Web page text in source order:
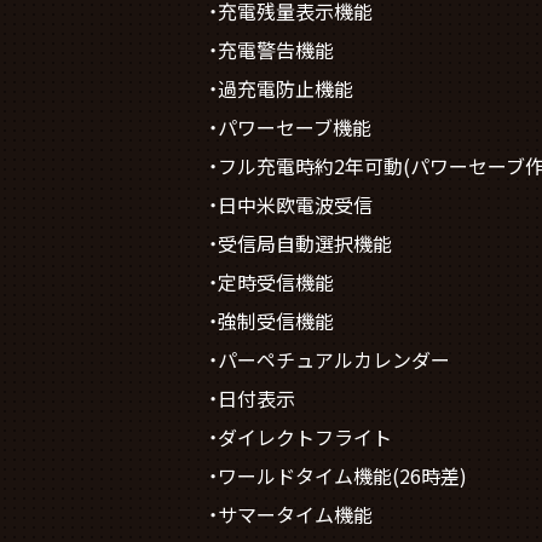
・充電残量表示機能
・充電警告機能
・過充電防止機能
・パワーセーブ機能
・フル充電時約2年可動(パワーセーブ
・日中米欧電波受信
・受信局自動選択機能
・定時受信機能
・強制受信機能
・パーペチュアルカレンダー
・日付表示
・ダイレクトフライト
・ワールドタイム機能(26時差)
・サマータイム機能